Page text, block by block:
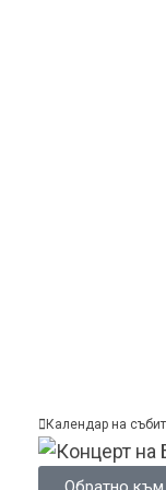
Календар на